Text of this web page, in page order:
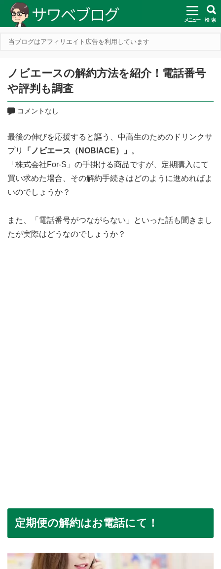
メニュー 検 索
当ブログはアフィリエイト広告を利用しています
ノビエースの解約方法を紹介！電話番号
や評判も調査
コメントなし
最後の伸びを応援すると謳う、中高生のためのドリンクサ
プリ
「ノビエース（NOBIACE）」
。
「株式会社For-S」の手掛ける商品ですが、定期購入にて
買い求めた場合、その解約手続きはどのように進めればよ
いのでしょうか？
また、「電話番号がつながらない」といった話も聞きまし
たが実際はどうなのでしょうか？
定期便の解約はお電話にて！